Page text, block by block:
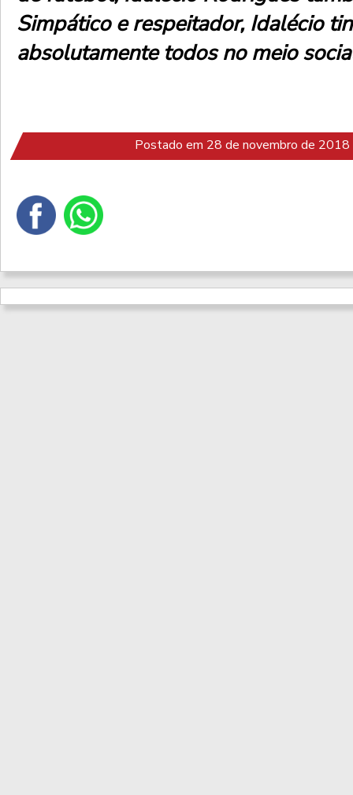
Simpático e respeitador, Idalécio
absolutamente todos no meio
Postado em 28 de novembro de